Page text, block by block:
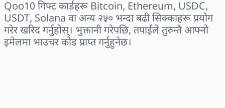
Qoo10 गिफ्ट कार्डहरू Bitcoin, Ethereum, USDC,
USDT, Solana वा अन्य २५० भन्दा बढी सिक्काहरू प्रयोग
गरेर खरिद गर्नुहोस्। भुक्तानी गरेपछि, तपाईंले तुरुन्तै आफ्नो
इमेलमा भाउचर कोड प्राप्त गर्नुहुनेछ।